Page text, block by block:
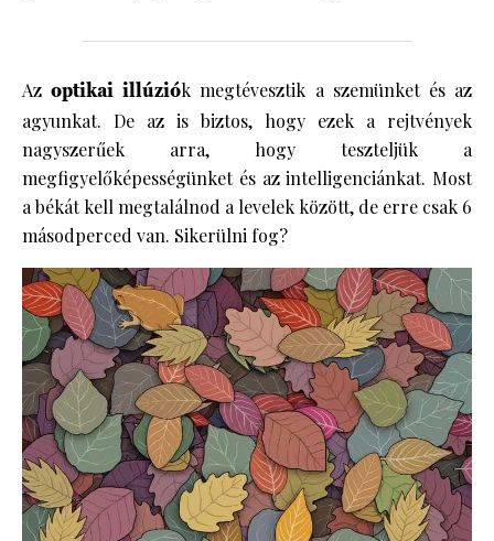
Azoptikai illúziók megtévesztik a szemünket és az
agyunkat. De az is biztos, hogy ezek a rejtvények
nagyszerűek arra, hogy teszteljük a
megfigyelőképességünket és az intelligenciánkat. Most
a békát kell megtalálnod a levelek között, de erre csak 6
másodperced van. Sikerülni fog?